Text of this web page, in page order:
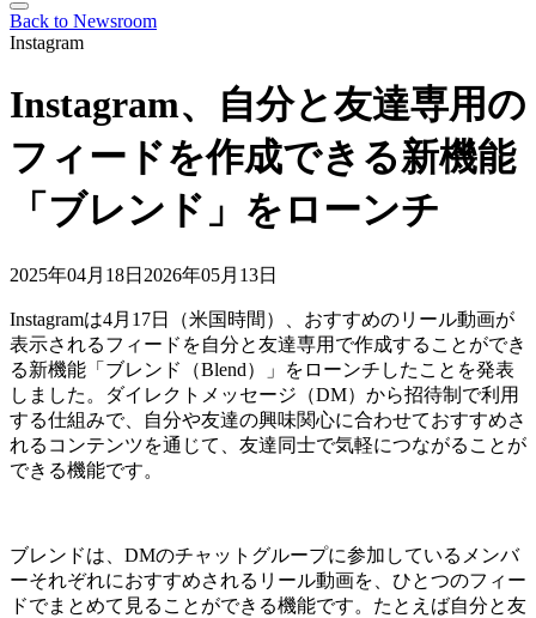
tray
Back to Newsroom
Instagram
Instagram、自分と友達専用の
フィードを作成できる新機能
「ブレンド」をローンチ
2025年04月18日 2026年05月13日
Instagramは4月17日（米国時間）、おすすめのリール動画が
表示されるフィードを自分と友達専用で作成することができ
る新機能「ブレンド（Blend）」をローンチしたことを発表
しました。ダイレクトメッセージ（DM）から招待制で利用
する仕組みで、自分や友達の興味関心に合わせておすすめさ
れるコンテンツを通じて、友達同士で気軽につながることが
できる機能です。
ブレンドは、DMのチャットグループに参加しているメンバ
ーそれぞれにおすすめされるリール動画を、ひとつのフィー
ドでまとめて見ることができる機能です。たとえば自分と友